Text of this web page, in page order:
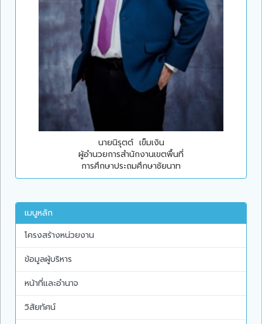
นายนิรุตต์ เข็มเงิน
ผู้อำนวยการสำนักงานเขตพื้นที่
การศึกษาประถมศึกษาชัยนาท
เมนูหลัก
โครงสร้างหน่วยงาน
ข้อมูลผู้บริหาร
หน้าที่และอำนาจ
วิสัยทัศน์